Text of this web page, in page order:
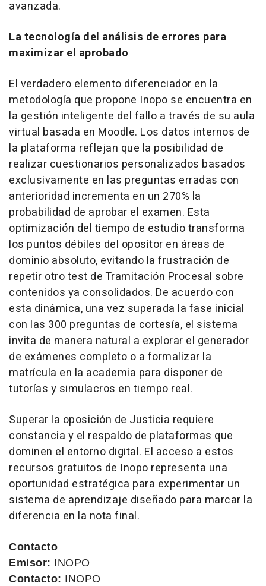
avanzada.
La tecnología del análisis de errores para
maximizar el aprobado
El verdadero elemento diferenciador en la
metodología que propone Inopo se encuentra en
la gestión inteligente del fallo a través de su aula
virtual basada en Moodle. Los datos internos de
la plataforma reflejan que la posibilidad de
realizar cuestionarios personalizados basados
exclusivamente en las preguntas erradas con
anterioridad incrementa en un 270% la
probabilidad de aprobar el examen. Esta
optimización del tiempo de estudio transforma
los puntos débiles del opositor en áreas de
dominio absoluto, evitando la frustración de
repetir otro test de Tramitación Procesal sobre
contenidos ya consolidados. De acuerdo con
esta dinámica, una vez superada la fase inicial
con las 300 preguntas de cortesía, el sistema
invita de manera natural a explorar el generador
de exámenes completo o a formalizar la
matrícula en la academia para disponer de
tutorías y simulacros en tiempo real.
Superar la oposición de Justicia requiere
constancia y el respaldo de plataformas que
dominen el entorno digital. El acceso a estos
recursos gratuitos de Inopo representa una
oportunidad estratégica para experimentar un
sistema de aprendizaje diseñado para marcar la
diferencia en la nota final.
Contacto
Emisor: INOPO
Contacto: INOPO